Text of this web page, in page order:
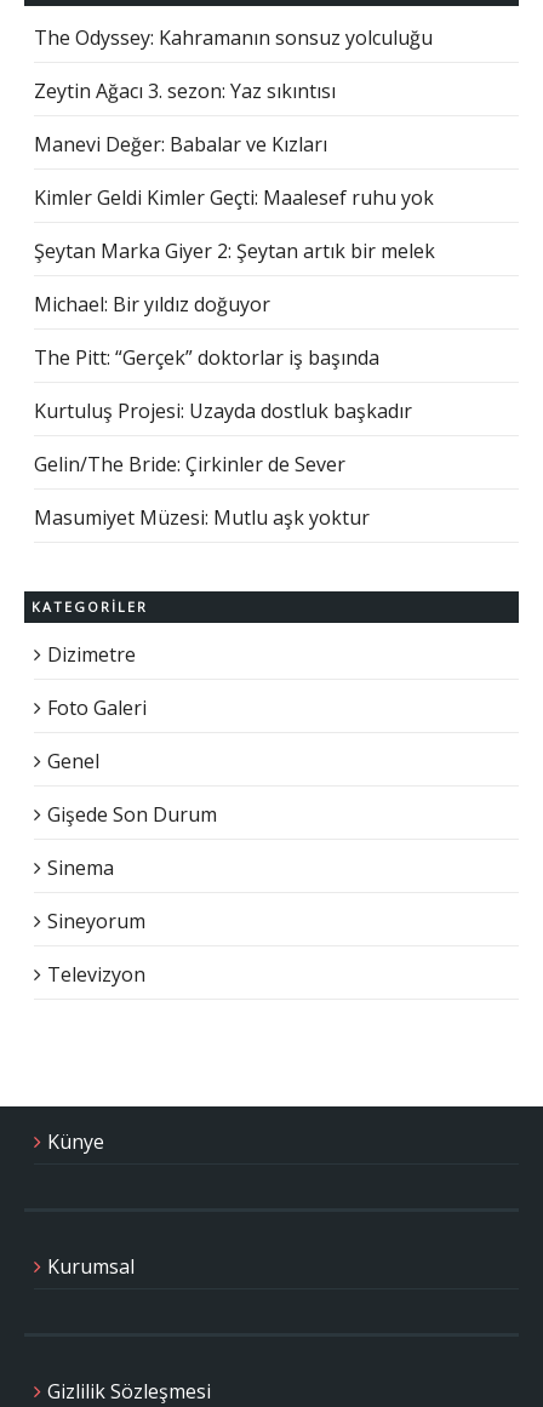
The Odyssey: Kahramanın sonsuz yolculuğu
Zeytin Ağacı 3. sezon: Yaz sıkıntısı
Manevi Değer: Babalar ve Kızları
Kimler Geldi Kimler Geçti: Maalesef ruhu yok
Şeytan Marka Giyer 2: Şeytan artık bir melek
Michael: Bir yıldız doğuyor
The Pitt: “Gerçek” doktorlar iş başında
Kurtuluş Projesi: Uzayda dostluk başkadır
Gelin/The Bride: Çirkinler de Sever
Masumiyet Müzesi: Mutlu aşk yoktur
KATEGORILER
Dizimetre
Foto Galeri
Genel
Gişede Son Durum
Sinema
Sineyorum
Televizyon
Künye
Kurumsal
Gizlilik Sözleşmesi